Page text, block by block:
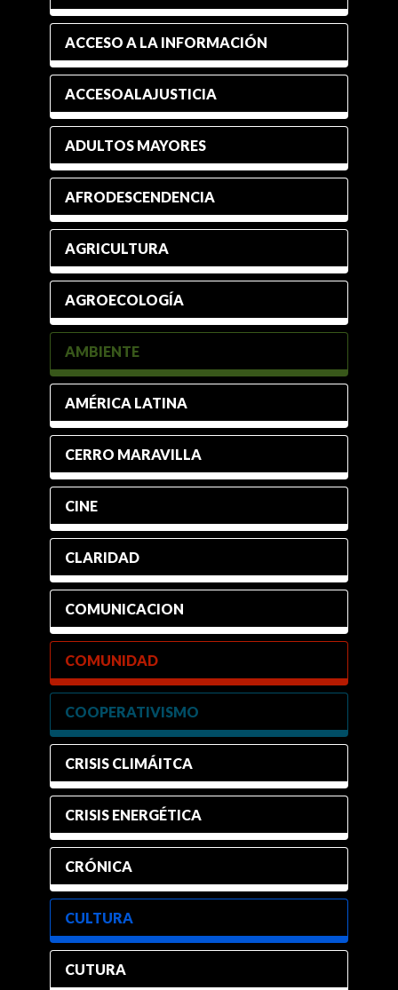
ACCESO A LA INFORMACIÓN
ACCESOALAJUSTICIA
ADULTOS MAYORES
AFRODESCENDENCIA
AGRICULTURA
AGROECOLOGÍA
AMBIENTE
AMÉRICA LATINA
CERRO MARAVILLA
CINE
CLARIDAD
COMUNICACION
COMUNIDAD
COOPERATIVISMO
CRISIS CLIMÁITCA
CRISIS ENERGÉTICA
CRÓNICA
CULTURA
CUTURA